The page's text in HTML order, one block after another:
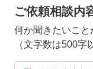
ご依頼相談内
何か聞きたいこ
（文字数は500字